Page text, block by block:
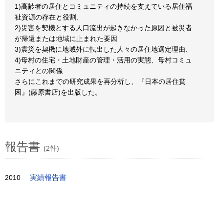
1)高齢者の居住とコミュニティの持続を支えている居住福
祉資源の存在と役割、
2)災害を契機とする人口流出が起きなかった原因と被災者
が帰還または地域に止まれた要因
3)震災を契機に地域外に転出した人々の居住地選定理由、
4)母村の住宅・土地財産の管理・活用の実態、母村コミュ
ニティとの関係
さらにこれまでの研究成果を再分析し、『日本の居住貧
困』(藤原書店)を出版した。
報告書 (2件)
2010 実績報告書